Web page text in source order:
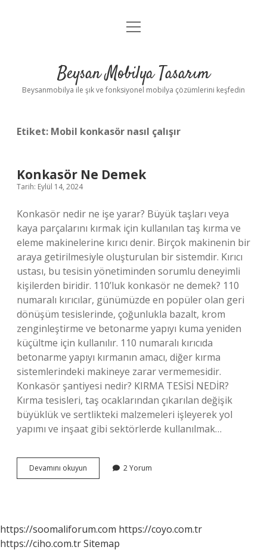
Anasayfa
Yasal Uyarı
menüyü
Beysan Mobilya Tasarım
Beysanmobilya ile şık ve fonksiyonel mobilya çözümlerini keşfedin
Etiket: Mobil konkasör nasıl çalışır
Konkasör Ne Demek
Tarih: Eylül 14, 2024
Konkasör nedir ne işe yarar? Büyük taşları veya
kaya parçalarını kırmak için kullanılan taş kırma ve
eleme makinelerine kırıcı denir. Birçok makinenin bir
araya getirilmesiyle oluşturulan bir sistemdir. Kırıcı
ustası, bu tesisin yönetiminden sorumlu deneyimli
kişilerden biridir. 110’luk konkasör ne demek? 110
numaralı kırıcılar, günümüzde en popüler olan geri
dönüşüm tesislerinde, çoğunlukla bazalt, krom
zenginleştirme ve betonarme yapıyı kuma yeniden
küçültme için kullanılır. 110 numaralı kırıcıda
betonarme yapıyı kırmanın amacı, diğer kırma
sistemlerindeki makineye zarar vermemesidir.
Konkasör şantiyesi nedir? KIRMA TESİSİ NEDİR?
Kırma tesisleri, taş ocaklarından çıkarılan değişik
büyüklük ve sertlikteki malzemeleri işleyerek yol
yapımı ve inşaat gibi sektörlerde kullanılmak…
Devamını okuyun Konkasör
Ne
2 Yorum
https://soomaliforum.com https://coyo.com.tr
https://ciho.com.trSitemap